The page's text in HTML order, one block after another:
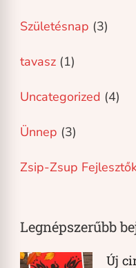
Születésnap (3)
tavasz (1)
Uncategorized (4)
Ünnep (3)
Zsip-Zsup
Legnépszerűbb
Új